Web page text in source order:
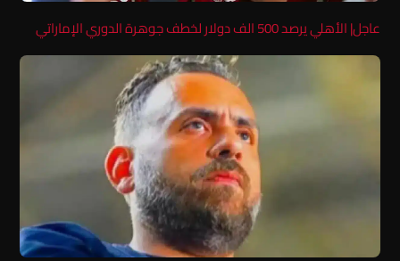
عاجل| الأهلي يرصد 500 الف دولار لخطف جوهرة الدوري الإماراتي